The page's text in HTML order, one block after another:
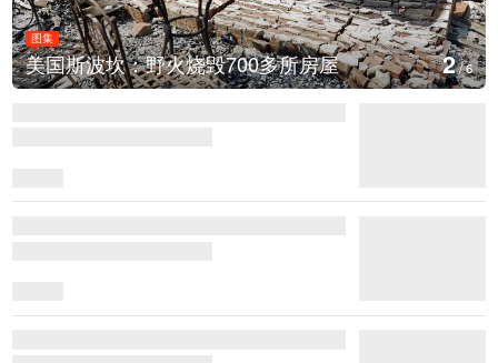
图集
叙利亚：大马士革发生爆炸 3/6